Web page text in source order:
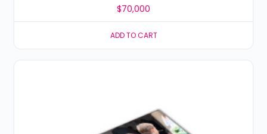
$70,000
ADD TO CART